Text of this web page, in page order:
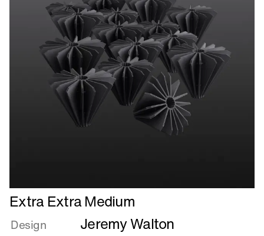
Læs
mere
om
Extra Extra Medium
Design Jeremy Walton